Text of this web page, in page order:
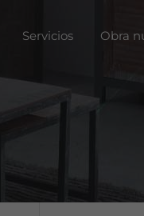
Inicio
Servicios Obra